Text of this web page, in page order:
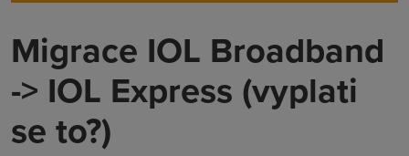
Migrace IOL Broadband
-> IOL Express (vyplati
se to?)